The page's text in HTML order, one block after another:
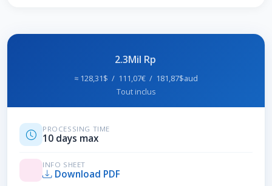
2.3Mil Rp
≈ 128,31$ / 111,07€ / 181,87$aud
Tout inclus
PROCESSING TIME
10 days max
INFO SHEET
Download PDF